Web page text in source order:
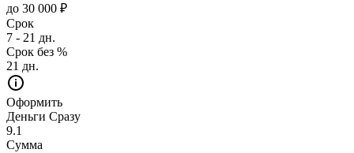
до 30 000 ₽
Срок
7 - 21 дн.
Срок без %
21 дн.
Оформить
Деньги Сразу
9.1
Сумма